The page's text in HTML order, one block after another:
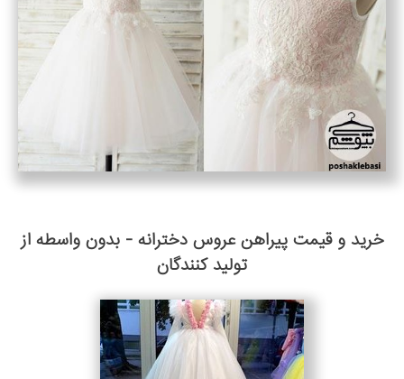
خرید و قیمت پیراهن عروس دخترانه - بدون واسطه از
تولید کنندگان